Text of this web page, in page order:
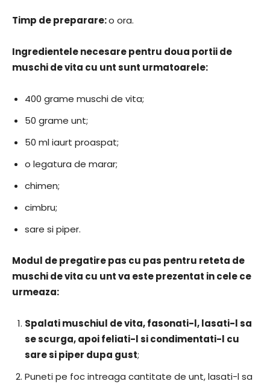
​Timp de preparare:​o ora.
​Ingredientele necesare pentru doua portii de
muschi de vita cu unt sunt urmatoarele:
400 grame muschi de vita;
50 grame unt;
50 ml iaurt proaspat;
o legatura de marar;
chimen;
cimbru;
sare si piper.
​Modul de pregatire pas cu pas pentru reteta de
muschi de vita cu unt va este prezentat in cele ce
urmeaza:
Spalati muschiul de vita, fasonati-l, lasati-l sa
se scurga, apoi feliati-l si condimentati-l cu
sare si piper dupa gust;
Puneti pe foc intreaga cantitate de unt, lasati-l sa